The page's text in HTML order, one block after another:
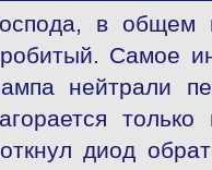
в общем
Самое
нейтрали
диод